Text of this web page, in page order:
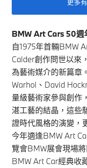
更多
BMW Art Cars 50週
自1975年首輛BMW
Calder創作問世以來
為藝術媒介的新篇章
Warhol、David
量級藝術家參與創作
湛工藝的結晶，這些
證時代風格的演變，
今年適逢BMW Art
覽會BMW展會現場
BMW Art Car經典收